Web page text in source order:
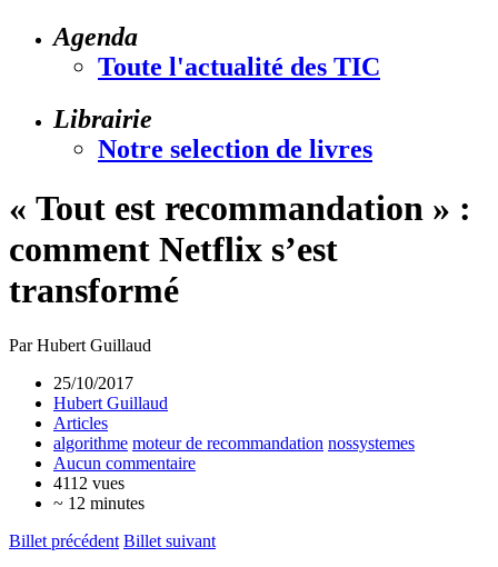
Agenda
Toute l'actualité des TIC
Librairie
Notre selection de livres
« Tout est recommandation » :
comment Netflix s’est
transformé
Par Hubert Guillaud
25/10/2017
Hubert Guillaud
Articles
algorithme moteur de recommandation nossystemes
Aucun commentaire
4112 vues
~ 12 minutes
Billet précédent Billet suivant